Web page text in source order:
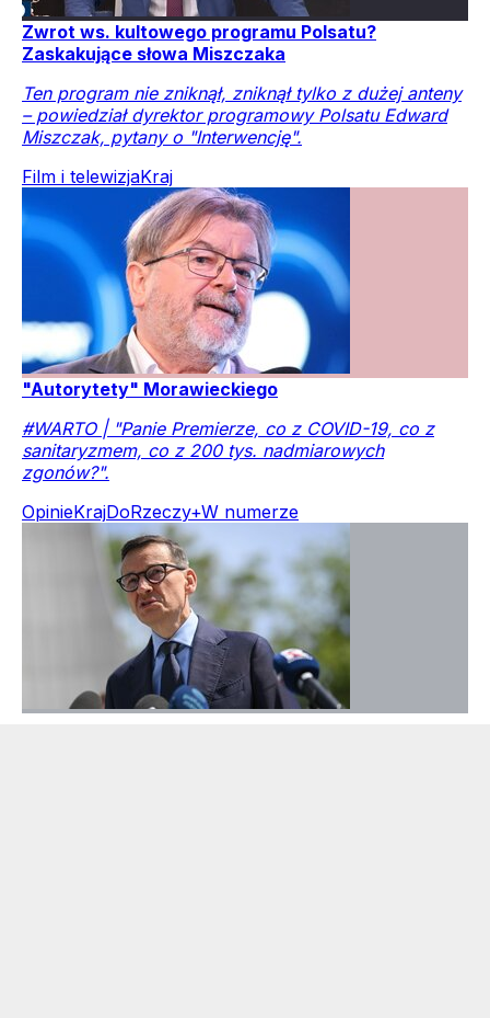
Zwrot ws. kultowego programu Polsatu?
Zaskakujące słowa Miszczaka
Ten program nie zniknął, zniknął tylko z dużej anteny
– powiedział dyrektor programowy Polsatu Edward
Miszczak, pytany o "Interwencję".
Film i telewizjaKraj
"Autorytety" Morawieckiego
#WARTO | "Panie Premierze, co z COVID-19, co z
sanitaryzmem, co z 200 tys. nadmiarowych
zgonów?".
OpinieKrajDoRzeczy+W numerze